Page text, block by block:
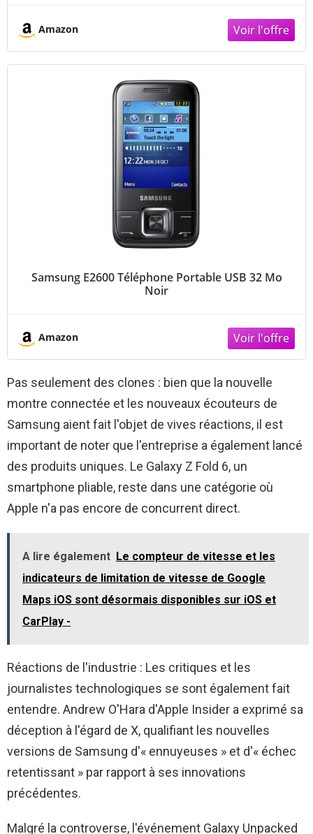
Amazon
Samsung E2600 Téléphone Portable USB 32 Mo
Noir
Amazon
Pas seulement des clones : bien que la nouvelle
montre connectée et les nouveaux écouteurs de
Samsung aient fait l'objet de vives réactions, il est
important de noter que l'entreprise a également lancé
des produits uniques. Le Galaxy Z Fold 6, un
smartphone pliable, reste dans une catégorie où
Apple n'a pas encore de concurrent direct.
A lire également Le compteur de vitesse et les
indicateurs de limitation de vitesse de Google
Maps iOS sont désormais disponibles sur iOS et
CarPlay -
Réactions de l'industrie : Les critiques et les
journalistes technologiques se sont également fait
entendre. Andrew O'Hara d'Apple Insider a exprimé sa
déception à l'égard de X, qualifiant les nouvelles
versions de Samsung d'« ennuyeuses » et d'« échec
retentissant » par rapport à ses innovations
précédentes.
Malgré la controverse, l'événement Galaxy Unpacked